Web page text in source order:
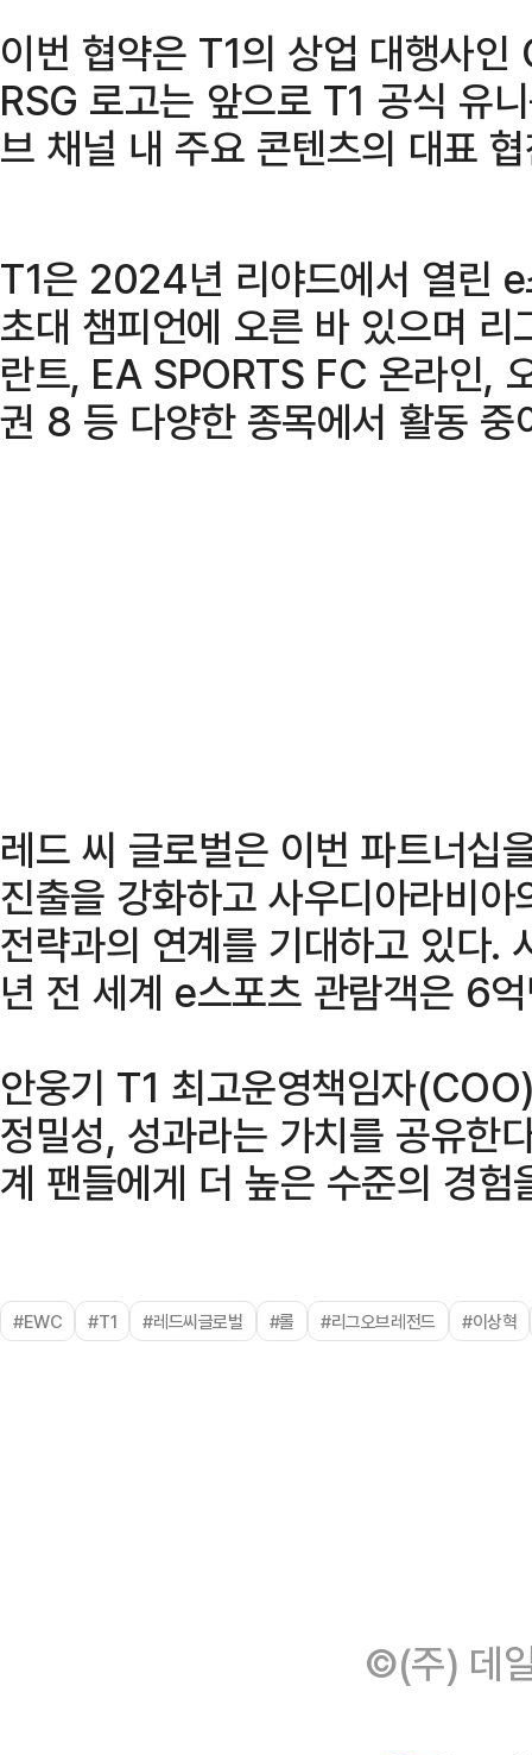
이번 협약은 T1의 상업 대행사
RSG 로고는 앞으로 T1 공식 유
브 채널 내 주요 콘텐츠의 대표
T1은 2024년 리야드에서 열린
초대 챔피언에 오른 바 있으며
란트, EA SPORTS FC 온라인,
권 8 등 다양한 종목에서 활동 중
레드 씨 글로벌은 이번 파트너십
진출을 강화하고 사우디아라비아
전략과의 연계를 기대하고 있다
년 전 세계 e스포츠 관람객은 6
안웅기 T1 최고운영책임자
정밀성, 성과라는 가치를 공유한
계 팬들에게 더 높은 수준의 경
#EWC #T1 #레드씨글로벌 #롤 #리그오브레전드 #이상혁
©(주) 데